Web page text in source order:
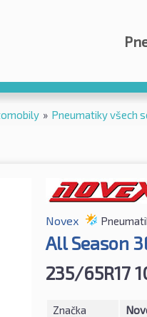
» Pneumatiky všech
Novex
All Season
235/65R17
Značka